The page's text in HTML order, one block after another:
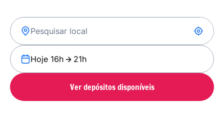
Hoje 16h 21h
Ver depósitos disponíveis